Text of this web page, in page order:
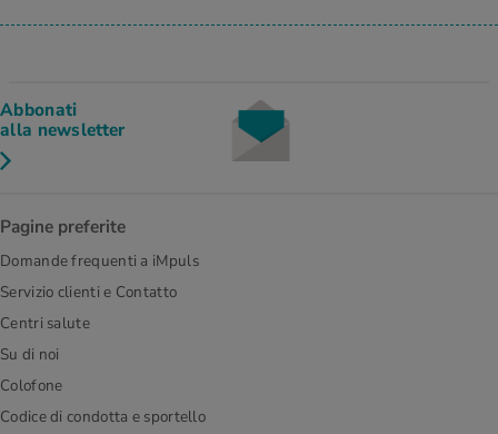
Abbonati
alla newsletter
Pagine preferite
Domande frequenti a iMpuls
Servizio clienti e Contatto
Centri salute
Su di noi
Colofone
Codice di condotta e sportello